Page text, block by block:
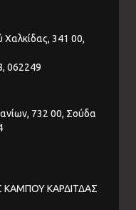
Χαλκίδας, 341 00,
062249
732 00, Σούδα
ΚΑΜΠΟΥ ΚΑΡΔΙΤΔΑΣ